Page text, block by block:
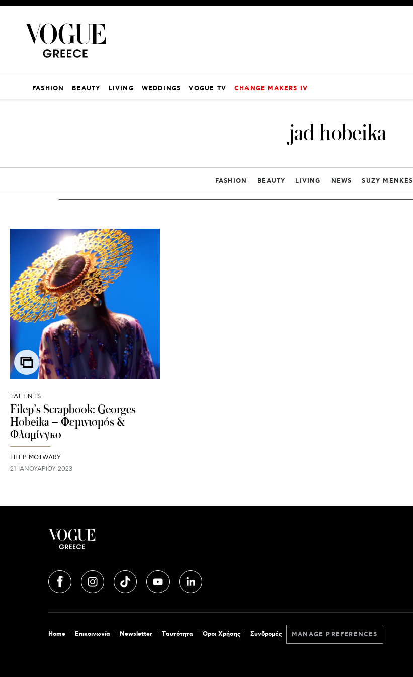
FASHION BEAUTY LIVING WEDDINGS VOGUE TV CHANGE MAKERS IV
jad hobeika
FASHION BEAUTY LIVING NEWS SUZY MENKES
TALENTS
Filep’s Scrapbook: Georges
Hobeika – Φεμινισμός &
Φλαμίνγκο
FILEP MOTWARY
21 ΙΑΝΟΥΑΡΊΟΥ 2023
Home Επικοινωνία Newsletter Tαυτότητα Όροι Χρήσης Συνδρομές MANAGE PREFERENCES